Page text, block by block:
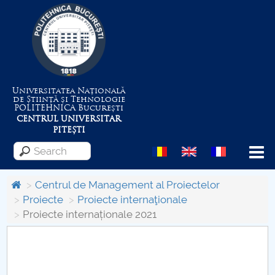
Universitatea Națională
de Știință și Tehnologie
POLITEHNICABucurești
CENTRUL UNIVERSITAR
PITEȘTI
Menu
About the University
Centrul de Management al Proiectelor
Proiecte
Proiecte internaţionale
Proiecte internaționale 2021